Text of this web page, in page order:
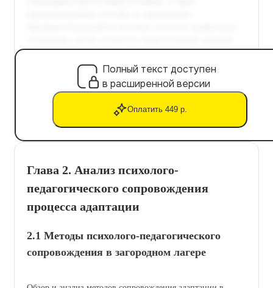
Полный текст доступен
в расширенной версии
Оплатить 449 р.
Глава 2. Анализ психолого-
педагогического сопровождения
процесса адаптации
2.1 Методы психолого-педагогического
сопровождения в загородном лагере